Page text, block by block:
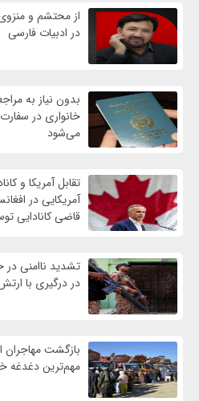
از محتشم و
در ادبیات فارسی
بدون نیاز به
خانواری در
می‌شود
تقابل آمریکا و
آمریکایی در
قاضی کانادایی
در درگیری با
بازگشت مهاجران
مهم‌ترین دغدغه